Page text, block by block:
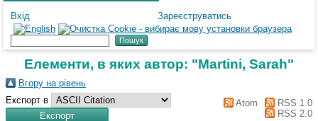
Вхід Зареєструватись
Елементи, в яких автор: "Martini, Sarah"
Вгору на рівень
Експорт в
Atom
RSS 1.0
RSS 2.0